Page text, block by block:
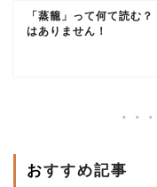
「蒸籠」って何て読む
はありません！
おすすめ記事